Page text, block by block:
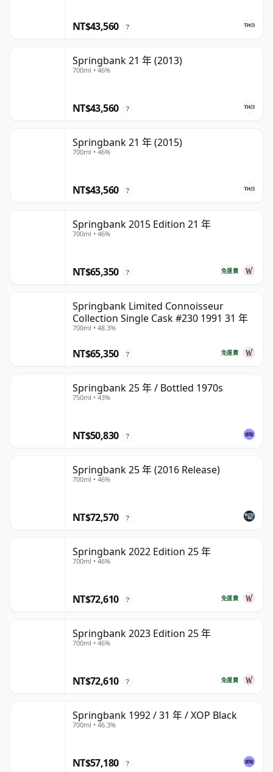
NT$43,560 ?
Springbank 21 年 (2013)
700ml • 46%
NT$43,560 ?
Springbank 21 年 (2015)
700ml • 46%
NT$43,560 ?
Springbank 2015 Edition 21 年
700ml • 46%
免運費
NT$65,350 ?
Springbank Limited Connoisseur
Collection Single Cask #230 1991 31 年
700ml • 48.3%
免運費
NT$65,350 ?
Springbank 25 年 / Bottled 1970s
750ml • 43%
NT$50,830 ?
Springbank 25 年 (2016 Release)
700ml • 46%
NT$72,570 ?
Springbank 2022 Edition 25 年
700ml • 46%
免運費
NT$72,610 ?
Springbank 2023 Edition 25 年
700ml • 46%
免運費
NT$72,610 ?
Springbank 1992 / 31 年 / XOP Black
700ml • 46.3%
NT$57,180 ?